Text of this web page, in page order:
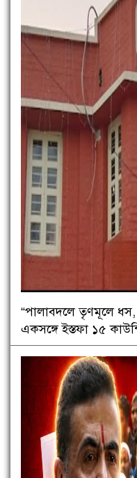
“পালাবদলে তৃণমূলে ধস,
একসঙ্গে ইস্তফা ১৫